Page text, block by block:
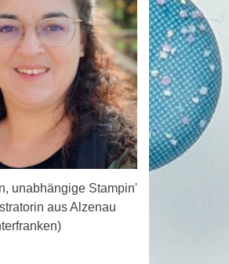
unabhängige Stampin'
aus Alzenau